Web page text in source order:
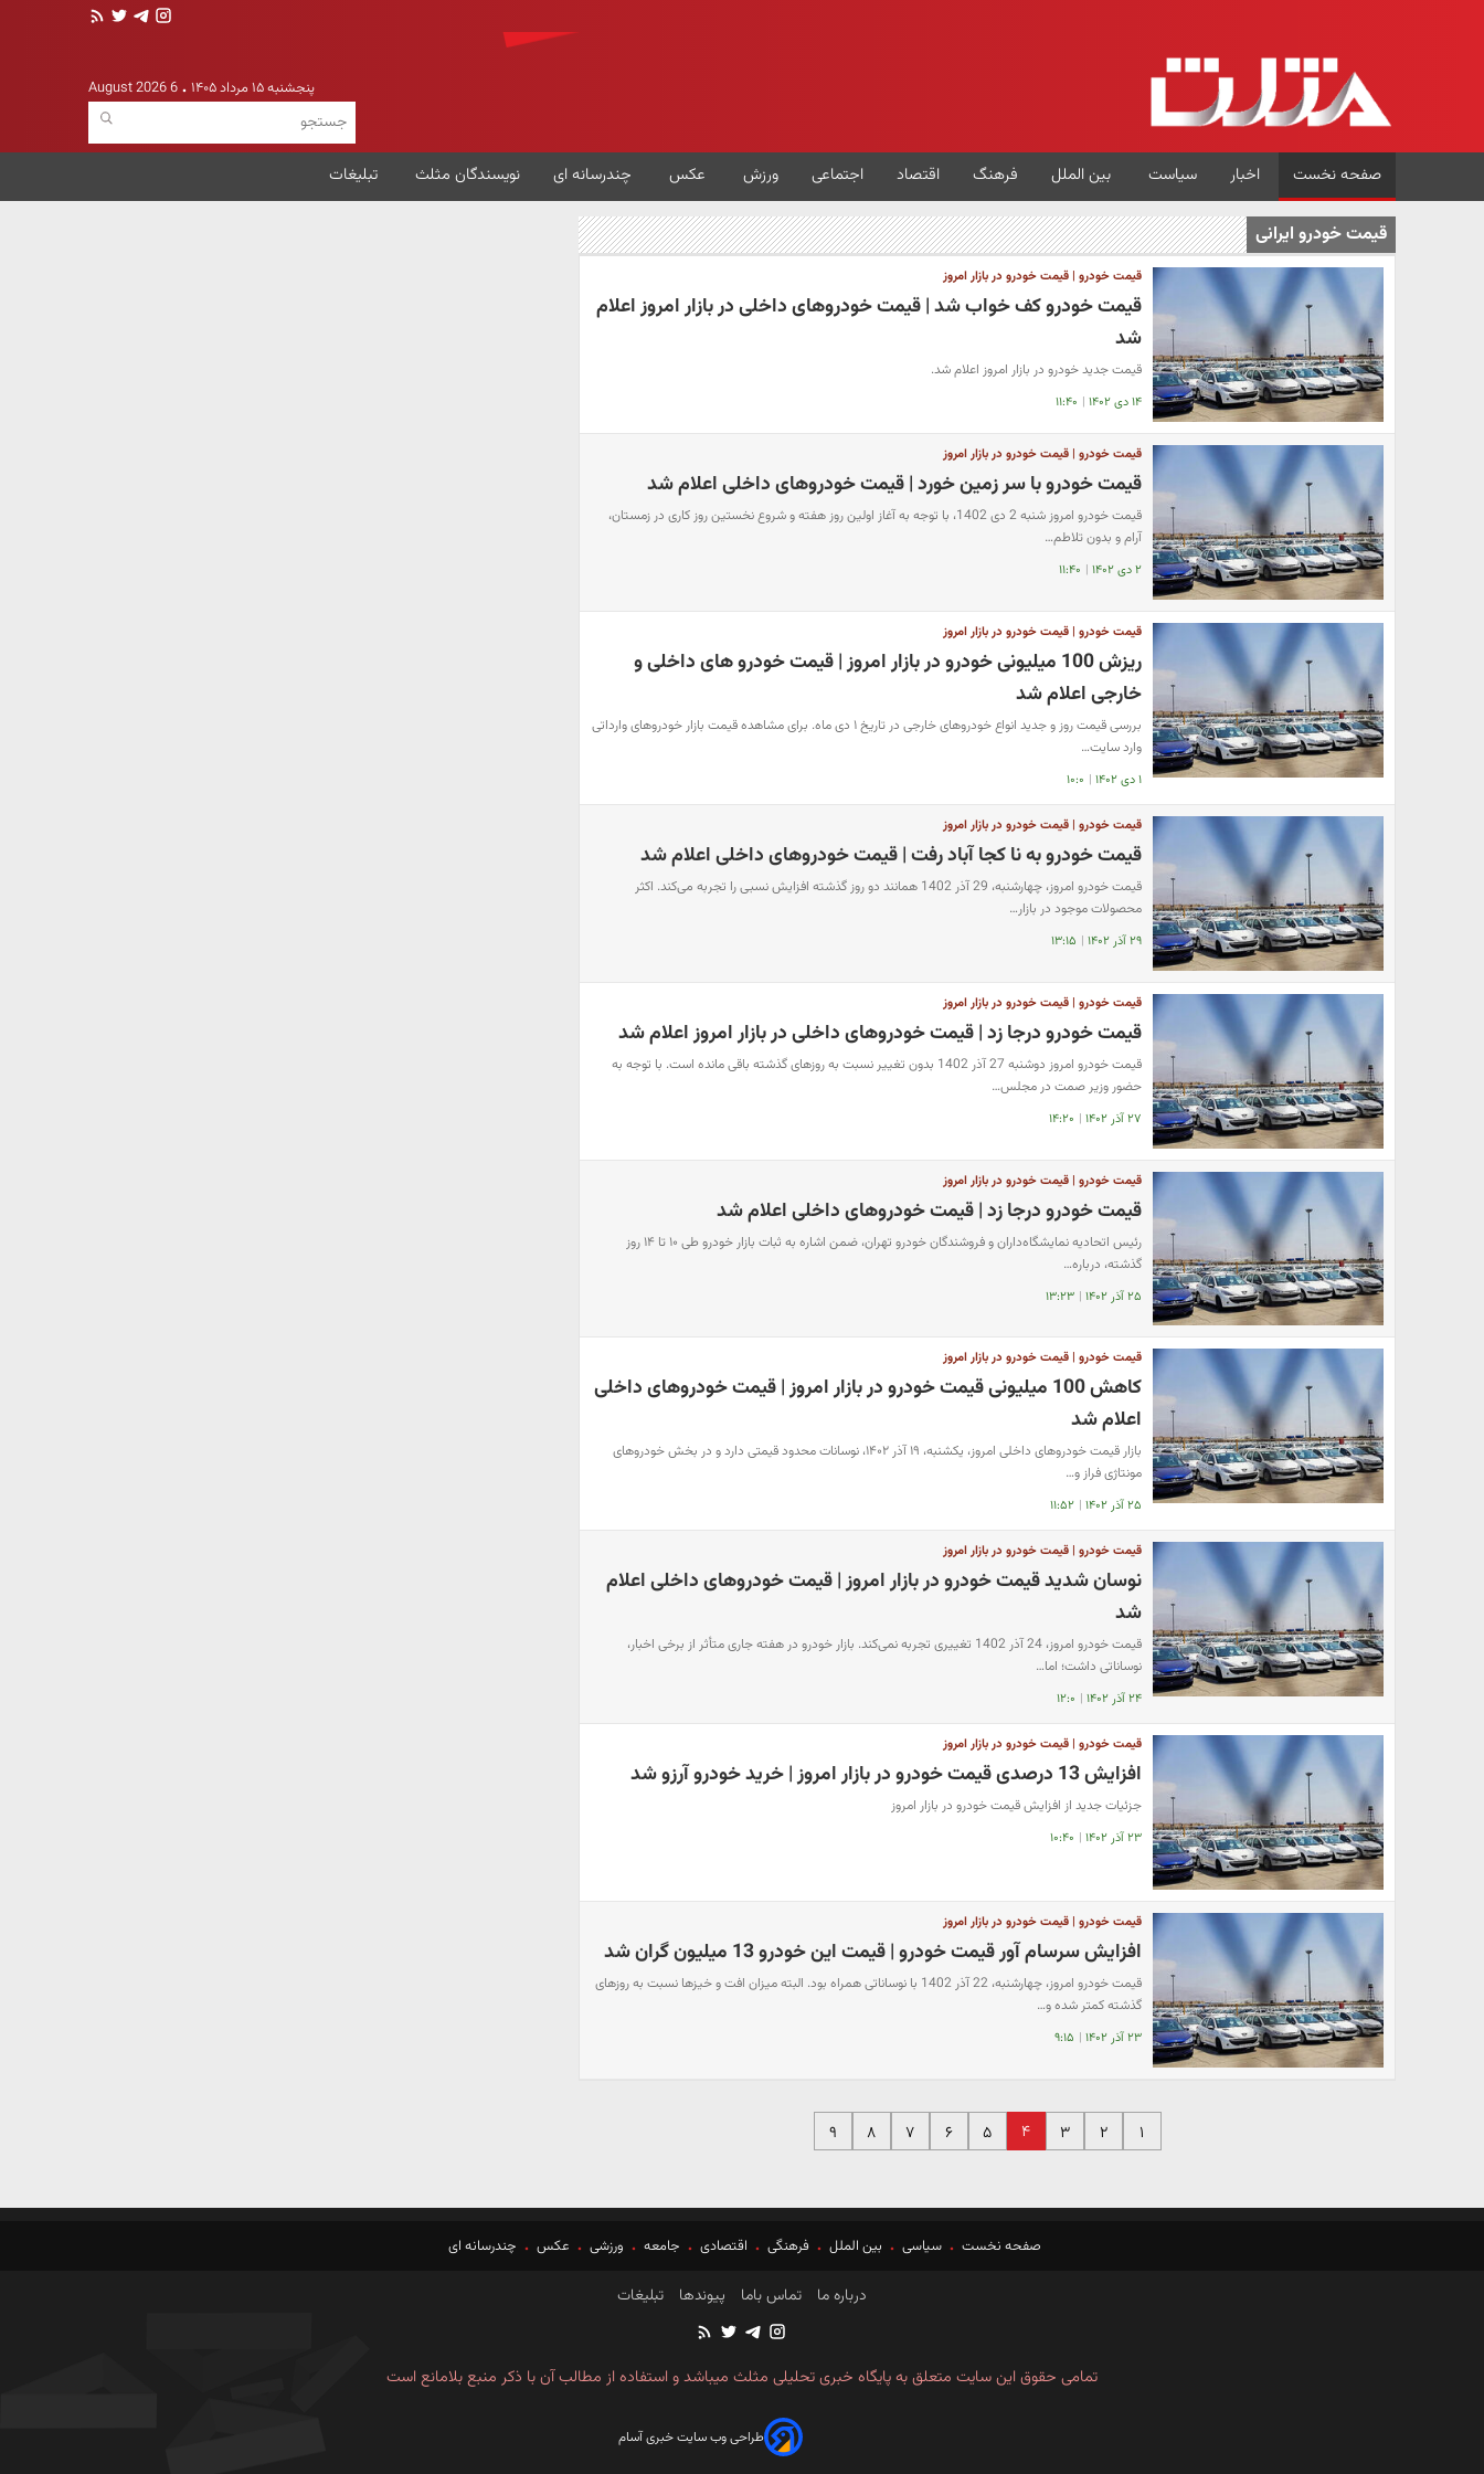
پنجشنبه ۱۵ مرداد ۱۴۰۵ 6 August 2026
صفحه نخست اخبار سیاست بین الملل فرهنگ اقتصاد اجتماعی ورزش عکس چندرسانه ای نویسندگان مثلث تبلیغات
قیمت خودرو ایرانی
قیمت خودرو | قیمت خودرو در بازار امروز
قیمت خودرو کف خواب شد | قیمت خودروهای داخلی در بازار امروز اعلام
شد
قیمت جدید خودرو در بازار امروز اعلام شد.
۱۴ دی ۱۴۰۲ | ۱۱:۴۰
قیمت خودرو | قیمت خودرو در بازار امروز
قیمت خودرو با سر زمین خورد | قیمت خودروهای داخلی اعلام شد
قیمت خودرو امروز شنبه 2 دی 1402، با توجه به آغاز اولین روز هفته و شروع نخستین روز کاری در زمستان،
آرام و بدون تلاطم…
۲ دی ۱۴۰۲ | ۱۱:۴۰
قیمت خودرو | قیمت خودرو در بازار امروز
ریزش 100 میلیونی خودرو در بازار امروز | قیمت خودرو های داخلی و
خارجی اعلام شد
بررسی قیمت روز و جدید انواع خودروهای خارجی در تاریخ ۱ دی ماه. برای مشاهده قیمت بازار خودروهای وارداتی
وارد سایت…
۱ دی ۱۴۰۲ | ۱۰:۰
قیمت خودرو | قیمت خودرو در بازار امروز
قیمت خودرو به نا کجا آباد رفت | قیمت خودروهای داخلی اعلام شد
قیمت خودرو امروز، چهارشنبه، 29 آذر 1402 همانند دو روز گذشته افزایش نسبی را تجربه می‌کند. اکثر
محصولات موجود در بازار…
۲۹ آذر ۱۴۰۲ | ۱۳:۱۵
قیمت خودرو | قیمت خودرو در بازار امروز
قیمت خودرو درجا زد | قیمت خودروهای داخلی در بازار امروز اعلام شد
قیمت خودرو امروز دوشنبه 27 آذر 1402 بدون تغییر نسبت به روزهای گذشته باقی مانده است. با توجه به
حضور وزیر صمت در مجلس…
۲۷ آذر ۱۴۰۲ | ۱۴:۲۰
قیمت خودرو | قیمت خودرو در بازار امروز
قیمت خودرو درجا زد | قیمت خودروهای داخلی اعلام شد
رئیس اتحادیه نمایشگاه‌داران و فروشندگان خودرو تهران، ضمن اشاره به ثبات بازار خودرو طی ۱۰ تا ۱۴ روز
گذشته، درباره…
۲۵ آذر ۱۴۰۲ | ۱۳:۲۳
قیمت خودرو | قیمت خودرو در بازار امروز
کاهش 100 میلیونی قیمت خودرو در بازار امروز | قیمت خودروهای داخلی
اعلام شد
بازار قیمت خودروهای داخلی امروز، یکشنبه، ۱۹ آذر ۱۴۰۲، نوسانات محدود قیمتی دارد و در بخش خودروهای
مونتاژی فراز و…
۲۵ آذر ۱۴۰۲ | ۱۱:۵۲
قیمت خودرو | قیمت خودرو در بازار امروز
نوسان شدید قیمت خودرو در بازار امروز | قیمت خودروهای داخلی اعلام
شد
قیمت خودرو امروز، 24 آذر 1402 تغییری تجربه نمی‌کند. بازار خودرو در هفته جاری متأثر از برخی اخبار،
نوساناتی داشت؛ اما…
۲۴ آذر ۱۴۰۲ | ۱۲:۰
قیمت خودرو | قیمت خودرو در بازار امروز
افزایش 13 درصدی قیمت خودرو در بازار امروز | خرید خودرو آرزو شد
جزئیات جدید از افزایش قیمت خودرو در بازار امروز
۲۳ آذر ۱۴۰۲ | ۱۰:۴۰
قیمت خودرو | قیمت خودرو در بازار امروز
افزایش سرسام آور قیمت خودرو | قیمت این خودرو 13 میلیون گران شد
قیمت خودرو امروز، چهارشنبه، 22 آذر 1402 با نوساناتی همراه بود. البته میزان افت و خیزها نسبت به روزهای
گذشته کمتر شده و…
۲۳ آذر ۱۴۰۲ | ۹:۱۵
۱ ۲ ۳ ۴ ۵ ۶ ۷ ۸ ۹
صفحه نخست سیاسی بین الملل فرهنگی اقتصادی جامعه ورزشی عکس چندرسانه ای
درباره ما تماس باما پیوندها تبلیغات
تمامی حقوق این سایت متعلق به پایگاه خبری تحلیلی مثلث میباشد و استفاده از مطالب آن با ذکر منبع بلامانع است
طراحی وب سایت خبری آسام